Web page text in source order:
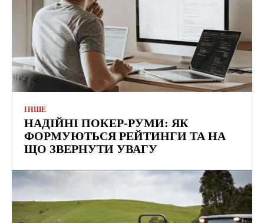
ІНШЕ
НАДІЙНІ ПОКЕР-РУМИ: ЯК
ФОРМУЮТЬСЯ РЕЙТИНГИ ТА НА
ЩО ЗВЕРНУТИ УВАГУ